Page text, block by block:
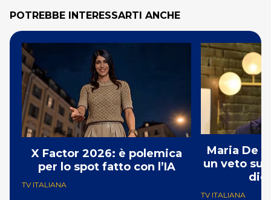
POTREBBE INTERESSARTI ANCHE
X Factor 2026: è polemica
per lo spot fatto con l’IA
TV ITALIANA
Maria De
un veto su
TV ITALIANA